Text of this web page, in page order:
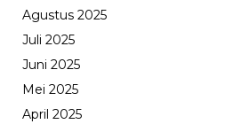
Agustus 2025
Juli 2025
Juni 2025
Mei 2025
April 2025